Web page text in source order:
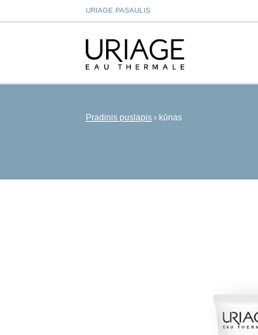
URIAGE PASAULIS
Pradinis puslapis › kūnas